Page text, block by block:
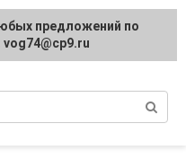
предложений по
vog74@cp9.ru